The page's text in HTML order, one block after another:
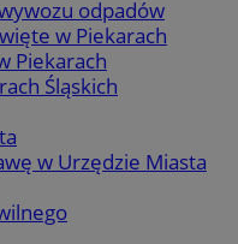
odpadów
w Piekarach
Piekarach
Śląskich
w Urzędzie Miasta